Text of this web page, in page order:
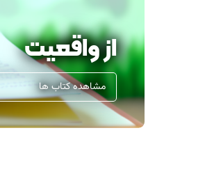
از واقعیت
مشاهده کتاب ها